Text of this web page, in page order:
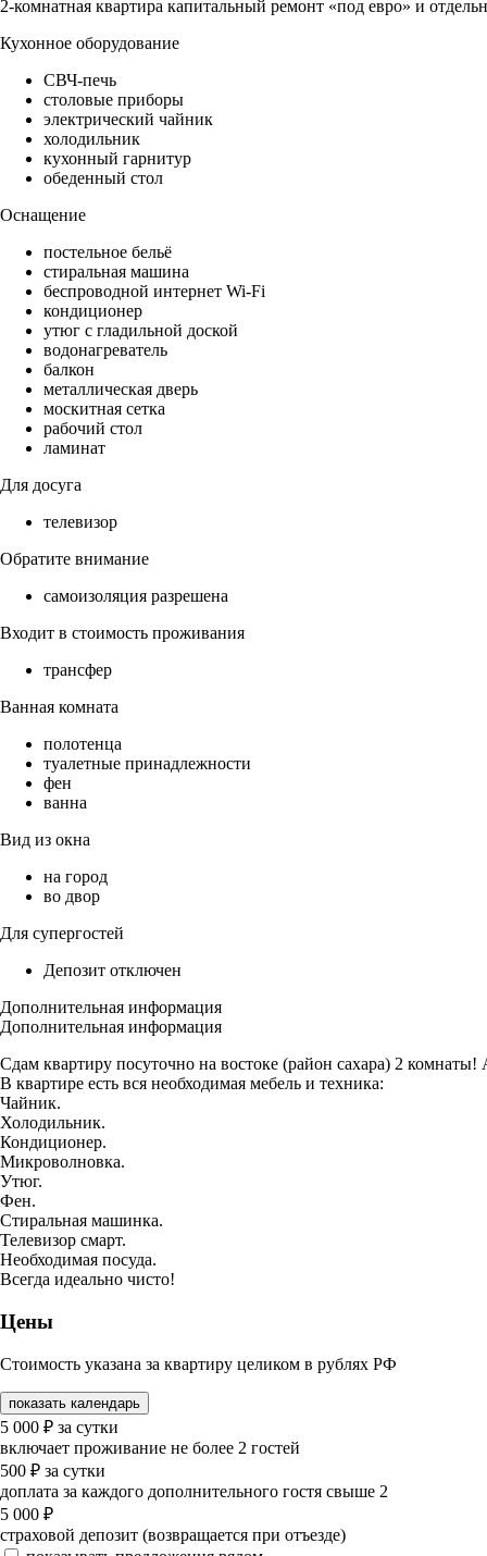
2-комнатная квартира капитальный ремонт «под евро» и
Кухонное оборудование
СВЧ-печь
столовые приборы
электрический чайник
холодильник
кухонный гарнитур
обеденный стол
Оснащение
постельное бельё
стиральная машина
беспроводной интернет Wi-Fi
кондиционер
утюг с гладильной доской
водонагреватель
балкон
металлическая дверь
москитная сетка
рабочий стол
ламинат
Для досуга
телевизор
Обратите внимание
самоизоляция разрешена
Входит в стоимость проживания
трансфер
Ванная комната
полотенца
туалетные принадлежности
фен
ванна
Вид из окна
на город
во двор
Для супергостей
Депозит отключен
Дополнительная информация
Дополнительная информация
Сдам квартиру посуточно на востоке (район сахара) 2
В квартире есть вся необходимая мебель и техника:
Чайник.
Холодильник.
Кондиционер.
Микроволновка.
Утюг.
Фен.
Стиральная машинка.
Телевизор смарт.
Необходимая посуда.
Всегда идеально чисто!
Цены
Стоимость указана за квартиру целиком в рублях РФ
показать календарь
5 000 ₽ за сутки
включает проживание не более 2 гостей
500 ₽ за сутки
доплата за каждого дополнительного гостя свыше 2
5 000 ₽
страховой депозит (возвращается при отъезде)